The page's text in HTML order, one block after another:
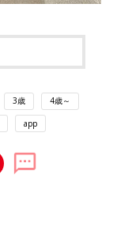
3歳 4歳～
app